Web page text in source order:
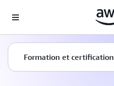
Formation et certification